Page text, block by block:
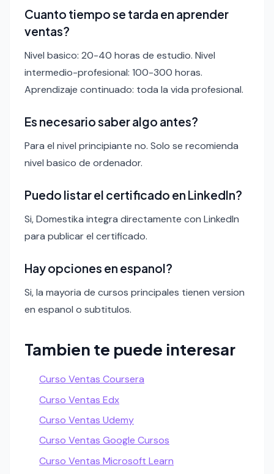
Cuanto tiempo se tarda en aprender
ventas?
Nivel basico: 20-40 horas de estudio. Nivel
intermedio-profesional: 100-300 horas.
Aprendizaje continuado: toda la vida profesional.
Es necesario saber algo antes?
Para el nivel principiante no. Solo se recomienda
nivel basico de ordenador.
Puedo listar el certificado en LinkedIn?
Si, Domestika integra directamente con LinkedIn
para publicar el certificado.
Hay opciones en espanol?
Si, la mayoria de cursos principales tienen version
en espanol o subtitulos.
Tambien te puede interesar
Curso Ventas Coursera
Curso Ventas Edx
Curso Ventas Udemy
Curso Ventas Google Cursos
Curso Ventas Microsoft Learn